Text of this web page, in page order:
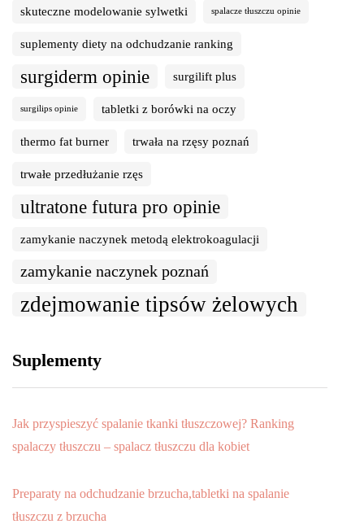
skuteczne modelowanie sylwetki spalacze tłuszczu opinie
suplementy diety na odchudzanie ranking
surgiderm opinie surgilift plus
surgilips opinie tabletki z borówki na oczy
thermo fat burner trwała na rzęsy poznań
trwałe przedłużanie rzęs
ultratone futura pro opinie
zamykanie naczynek metodą elektrokoagulacji
zamykanie naczynek poznań
zdejmowanie tipsów żelowych
Suplementy
Jak przyspieszyć spalanie tkanki tłuszczowej? Ranking
spalaczy tłuszczu – spalacz tłuszczu dla kobiet
Preparaty na odchudzanie brzucha,tabletki na spalanie
tłuszczu z brzucha